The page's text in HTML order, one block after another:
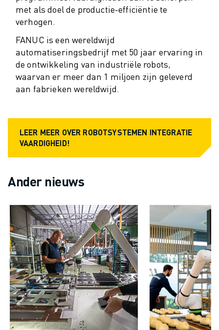
WORLDSKILLS & JONG TALENT
ONDERWIJS EVENEMENTEN
NIEUWS & MEDIA
NIEUWS & MEDIA
EVENEMENTEN
ONDERWIJS EVENEMENTEN
OVER FANUC
DUURZAAMHEID
JOIN US » JOB PORTAAL
CONTACT
LOCATIES
COLOFON
met als doel de productie-efficiëntie te
verhogen.
FANUC is een wereldwijd
automatiseringsbedrijf met 50 jaar ervaring in
de ontwikkeling van industriële robots,
waarvan er meer dan 1 miljoen zijn geleverd
aan fabrieken wereldwijd.
LEER MEER OVER ROBOTSYSTEMEN INTEGRATIE
VAARDIGHEID!
Ander nieuws